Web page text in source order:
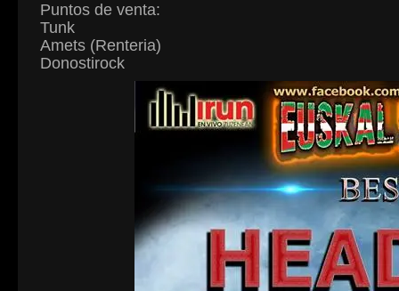
Puntos de venta:
Tunk
Amets (Renteria)
Donostirock